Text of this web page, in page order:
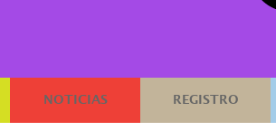
NOTICIAS REGISTRO